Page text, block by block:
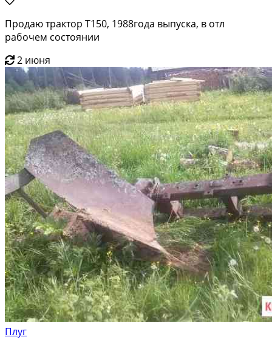
Продаю трактор Т150, 1988года выпуска, в отл
рабочем состоянии
2 июня
Плуг